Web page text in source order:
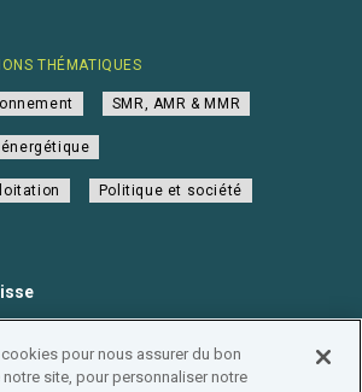
THÉMATIQUES
SMR, AMR & MMR
Politique et société
pour nous assurer du bon
site, pour personnaliser notre